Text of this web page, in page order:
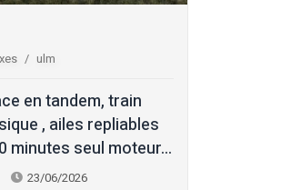
ulm
en tandem, train
, ailes repliables
minutes seul moteur...
23/06/2026